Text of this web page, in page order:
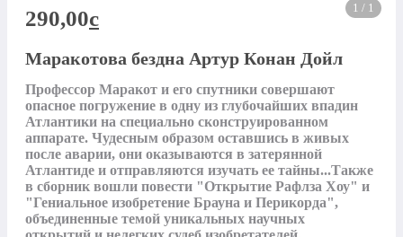
1 / 1
290,00c
Маракотова бездна Артур Конан Дойл
Профессор Маракот и его спутники совершают
опасное погружение в одну из глубочайших впадин
Атлантики на специально сконструированном
аппарате. Чудесным образом оставшись в живых
после аварии, они оказываются в затерянной
Атлантиде и отправляются изучать ее тайны...Также
в сборник вошли повести "Открытие Рафлза Хоу" и
"Гениальное изобретение Брауна и Перикорда",
объединенные темой уникальных научных